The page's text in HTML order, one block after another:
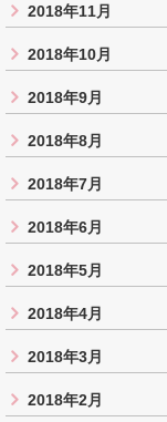
2018年11月
2018年10月
2018年9月
2018年8月
2018年7月
2018年6月
2018年5月
2018年4月
2018年3月
2018年2月